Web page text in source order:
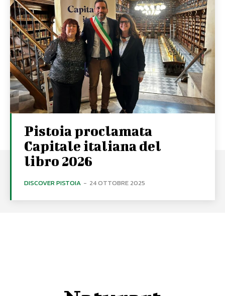
Pistoia proclamata
Capitale italiana del
libro 2026
DISCOVER PISTOIA - 24 OTTOBRE 2025